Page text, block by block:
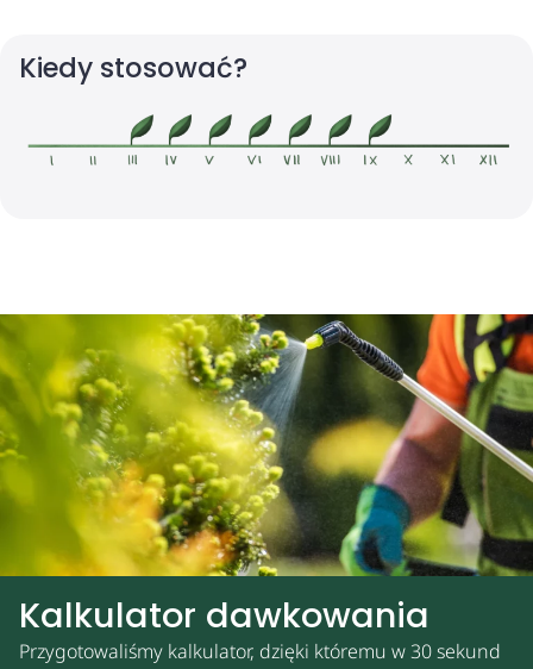
Kiedy stosować?
Kalkulator dawkowania
Przygotowaliśmy kalkulator, dzięki któremu w 30 sekund